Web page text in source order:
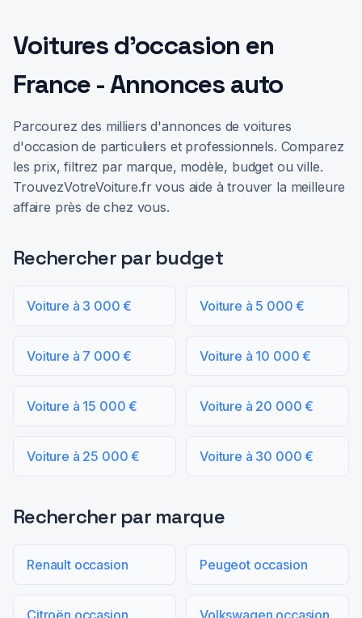
Voitures d'occasion en
France - Annonces auto
Parcourez des milliers d'annonces de voitures
d'occasion de particuliers et professionnels. Comparez
les prix, filtrez par marque, modèle, budget ou ville.
TrouvezVotreVoiture.fr vous aide à trouver la meilleure
affaire près de chez vous.
Rechercher par budget
Voiture à 3 000 € Voiture à 5 000 €
Voiture à 7 000 € Voiture à 10 000 €
Voiture à 15 000 € Voiture à 20 000 €
Voiture à 25 000 € Voiture à 30 000 €
Rechercher par marque
Renault occasion Peugeot occasion
Citroën occasion Volkswagen occasion